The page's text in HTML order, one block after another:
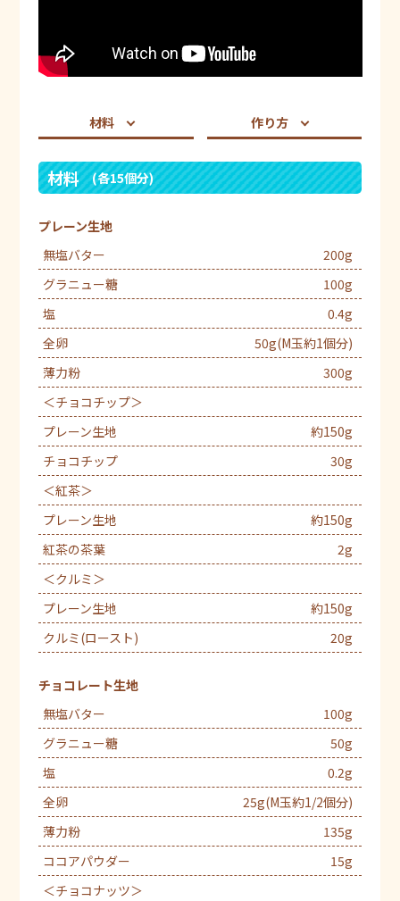
材料 作り方
材料 (各15個分)
プレーン生地
無塩バター
200g
グラニュー糖
100g
塩
0.4g
全卵
50g(M玉約1個分)
薄力粉
300g
＜チョコチップ＞
プレーン生地
約150g
チョコチップ
30g
＜紅茶＞
プレーン生地
約150g
紅茶の茶葉
2g
＜クルミ＞
プレーン生地
約150g
クルミ(ロースト)
20g
チョコレート生地
無塩バター
100g
グラニュー糖
50g
塩
0.2g
全卵
25g(M玉約1/2個分)
薄力粉
135g
ココアパウダー
15g
＜チョコナッツ＞